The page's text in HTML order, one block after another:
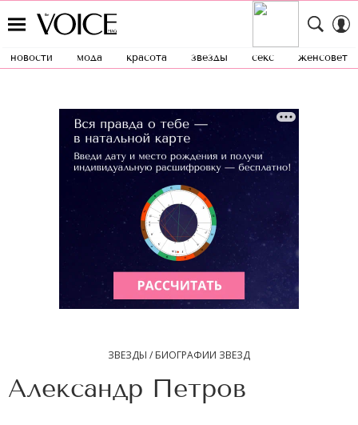
новости мода красота звезды секс женсовет
ЗВЕЗДЫ / БИОГРАФИИ ЗВЕЗД
Александр Петров